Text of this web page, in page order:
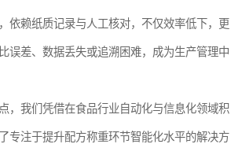
依赖纸质记录与人工核对，不仅效率低下，更
误差、数据丢失或追溯困难，成为生产管理中
，我们凭借在食品行业自动化与信息化领域积
专注于提升配方称重环节智能化水平的解决方